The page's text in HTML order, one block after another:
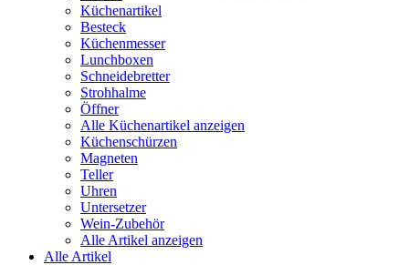
Küchenartikel
Besteck
Küchenmesser
Lunchboxen
Schneidebretter
Strohhalme
Öffner
Alle Küchenartikel anzeigen
Küchenschürzen
Magneten
Teller
Uhren
Untersetzer
Wein-Zubehör
Alle Artikel anzeigen
Alle Artikel